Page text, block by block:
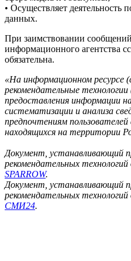
«ФедералПресс» - медиа-
информагентства, журнал.
происшествия, общество.
регионов РФ
Информационное агентство
(зарегистрировано
связи, информационных
коммуникаций
ФС 77 – 85577)
Учредитель: ООО
Главный редактор: Оксак
Адрес редакции:
127018, Россия, г.Москва, ул.
Тел.+7(499) 112-35-89 E-mail:
Информация на сайте